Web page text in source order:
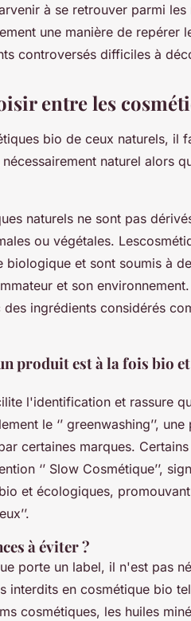
à se retrouver parmi
une manière de repérer
controversés difficiles à
entre les
bio de ceux naturels, il
naturel alors
naturels ne sont pas
ou végétales.
et sont soumis à
et son
ingrédients considérés
produit est à la fois bio et
l'identification et rassure
le ‘’ greenwashing’’,
certaines marques.
‘’ Slow Cosmétique’’,
et écologiques,
à éviter ?
porte un label, il n'est pas
interdits en cosmétique bio
cosmétiques, les huiles